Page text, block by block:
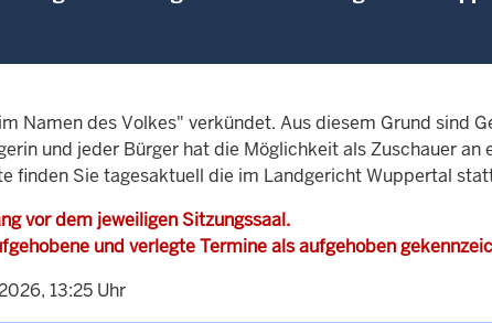
Namen des Volkes" verkündet. Aus diesem Grund sind
und jeder Bürger hat die Möglichkeit als Zuschauer
finden Sie tagesaktuell die im Landgericht Wuppertal
vor dem jeweiligen Sitzungssaal.
und verlegte Termine als aufgehoben
13:25 Uhr